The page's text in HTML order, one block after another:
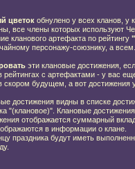
цветокобнулено у всех кланов, у
все члены которых используют
кланового артефакта по рейтингу
персонажу-союзнику, а всем.
эти клановые достижения,
рейтингах с артефактами - у вас
скором будущем, а вот достижения
достижения видны в списке
"(клановое)". Клановые
отображается суммарный
в информации о клане.
праздника будут иметь